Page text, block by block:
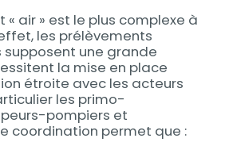
air » est le plus complexe à
les prélèvements
une grande
la mise en place
étroite avec les acteurs
les primo-
pompiers et
coordination permet que :